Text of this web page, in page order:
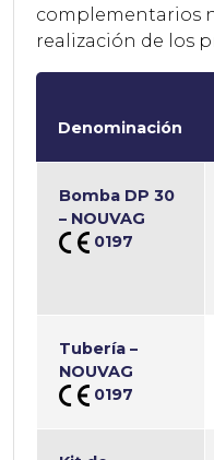
complementarios
realización de los
Denominación
Bomba DP 30
– NOUVAG
0197
Tubería –
NOUVAG
0197